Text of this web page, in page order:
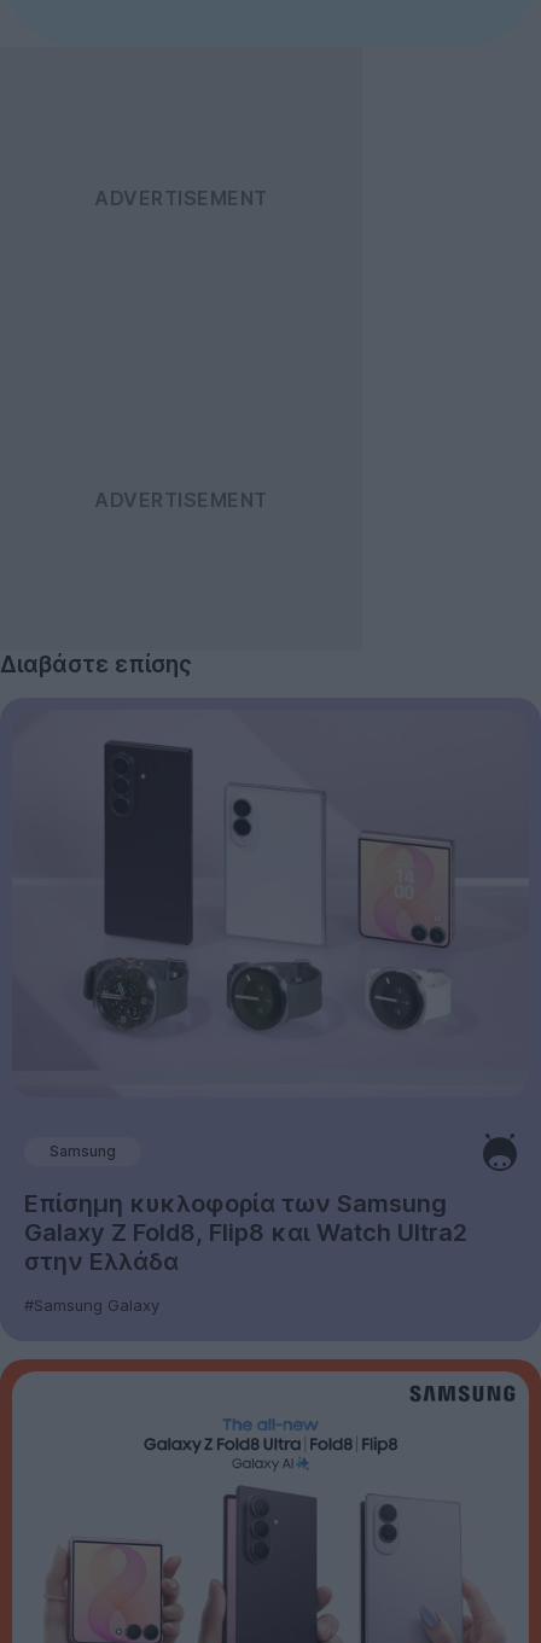
Διαβάστε επίσης
Samsung
Επίσημη κυκλοφορία των Samsung
Galaxy Z Fold8, Flip8 και Watch Ultra2
στην Ελλάδα
#Samsung Galaxy